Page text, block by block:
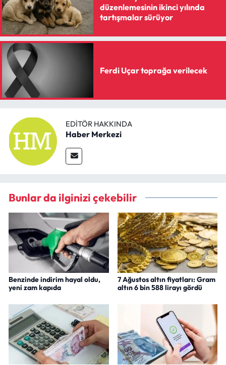
düzenlemesinin ikinci yılında
tartışmalar sürüyor
Ferdi Uçar toprağa verilecek
EDITÖR HAKKINDA
Haber Merkezi
Bunlar da ilginizi çekebilir
Benzinde indirim hayal oldu,
yeni zam kapıda
7 Ağustos altın fiyatları: Gram
altın 6 bin 588 lirayı gördü